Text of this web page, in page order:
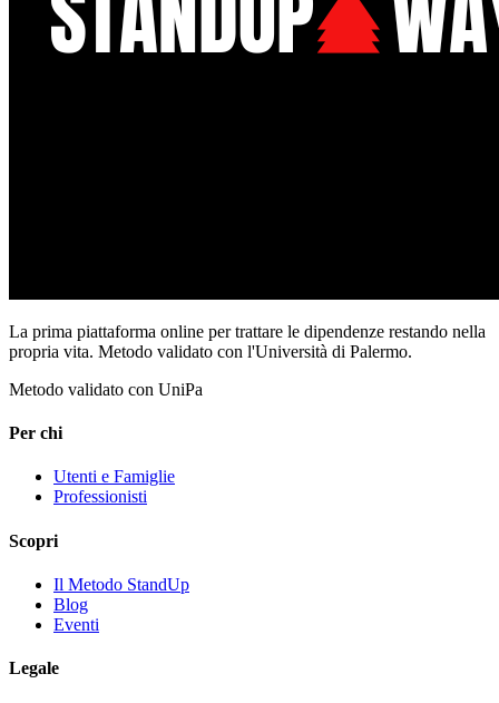
La prima piattaforma online per trattare le dipendenze restando nella
propria vita. Metodo validato con l'Università di Palermo.
Metodo validato con UniPa
Per chi
Utenti e Famiglie
Professionisti
Scopri
Il Metodo StandUp
Blog
Eventi
Legale